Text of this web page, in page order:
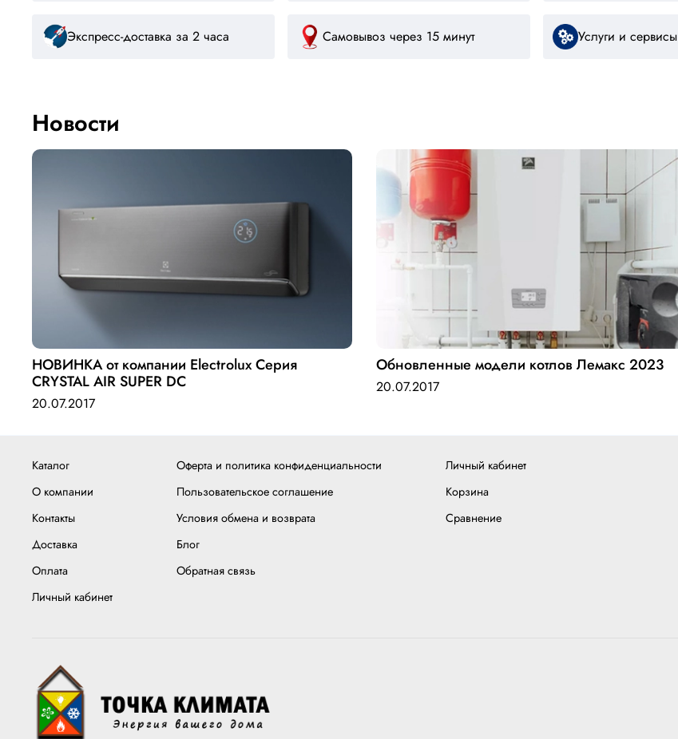
Экспресс-доставка за 2 часа Самовывоз через 15 минут Услуги и сервисы
Новости
НОВИНКА от компании Electrolux Серия
CRYSTAL AIR SUPER DC
20.07.2017
Обновленные модели котлов Лемакс 2023
20.07.2017
Каталог
О компании
Контакты
Доставка
Оплата
Личный кабинет
Оферта и политика конфиденциальности
Пользовательское соглашение
Условия обмена и возврата
Блог
Обратная связь
Личный кабинет
Корзина
Сравнение